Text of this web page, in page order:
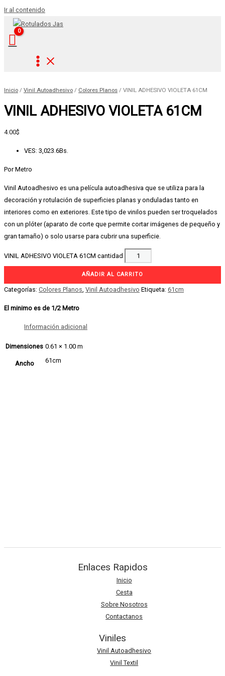
Ir al contenido
Inicio / Vinil Autoadhesivo / Colores Planos / VINIL ADHESIVO VIOLETA 61CM
VINIL ADHESIVO VIOLETA 61CM
4.00$
VES: 3,023.6Bs.
Por Metro
Vinil Autoadhesivo es una película autoadhesiva que se utiliza para la
decoración y rotulación de superficies planas y onduladas tanto en
interiores como en exteriores. Este tipo de vinilos pueden ser troquelados
con un plóter (aparato de corte que permite cortar imágenes de pequeño y
gran tamaño) o solo usarse para cubrir una superficie.
VINIL ADHESIVO VIOLETA 61CM cantidad
AÑADIR AL CARRITO
Categorías: Colores Planos, Vinil Autoadhesivo Etiqueta: 61cm
El minimo es de 1/2 Metro
Información adicional
Dimensiones 0.61 × 1.00 m
Ancho 61cm
Enlaces Rapidos
Inicio
Cesta
Sobre Nosotros
Contactanos
Viniles
Vinil Autoadhesivo
Vinil Textil